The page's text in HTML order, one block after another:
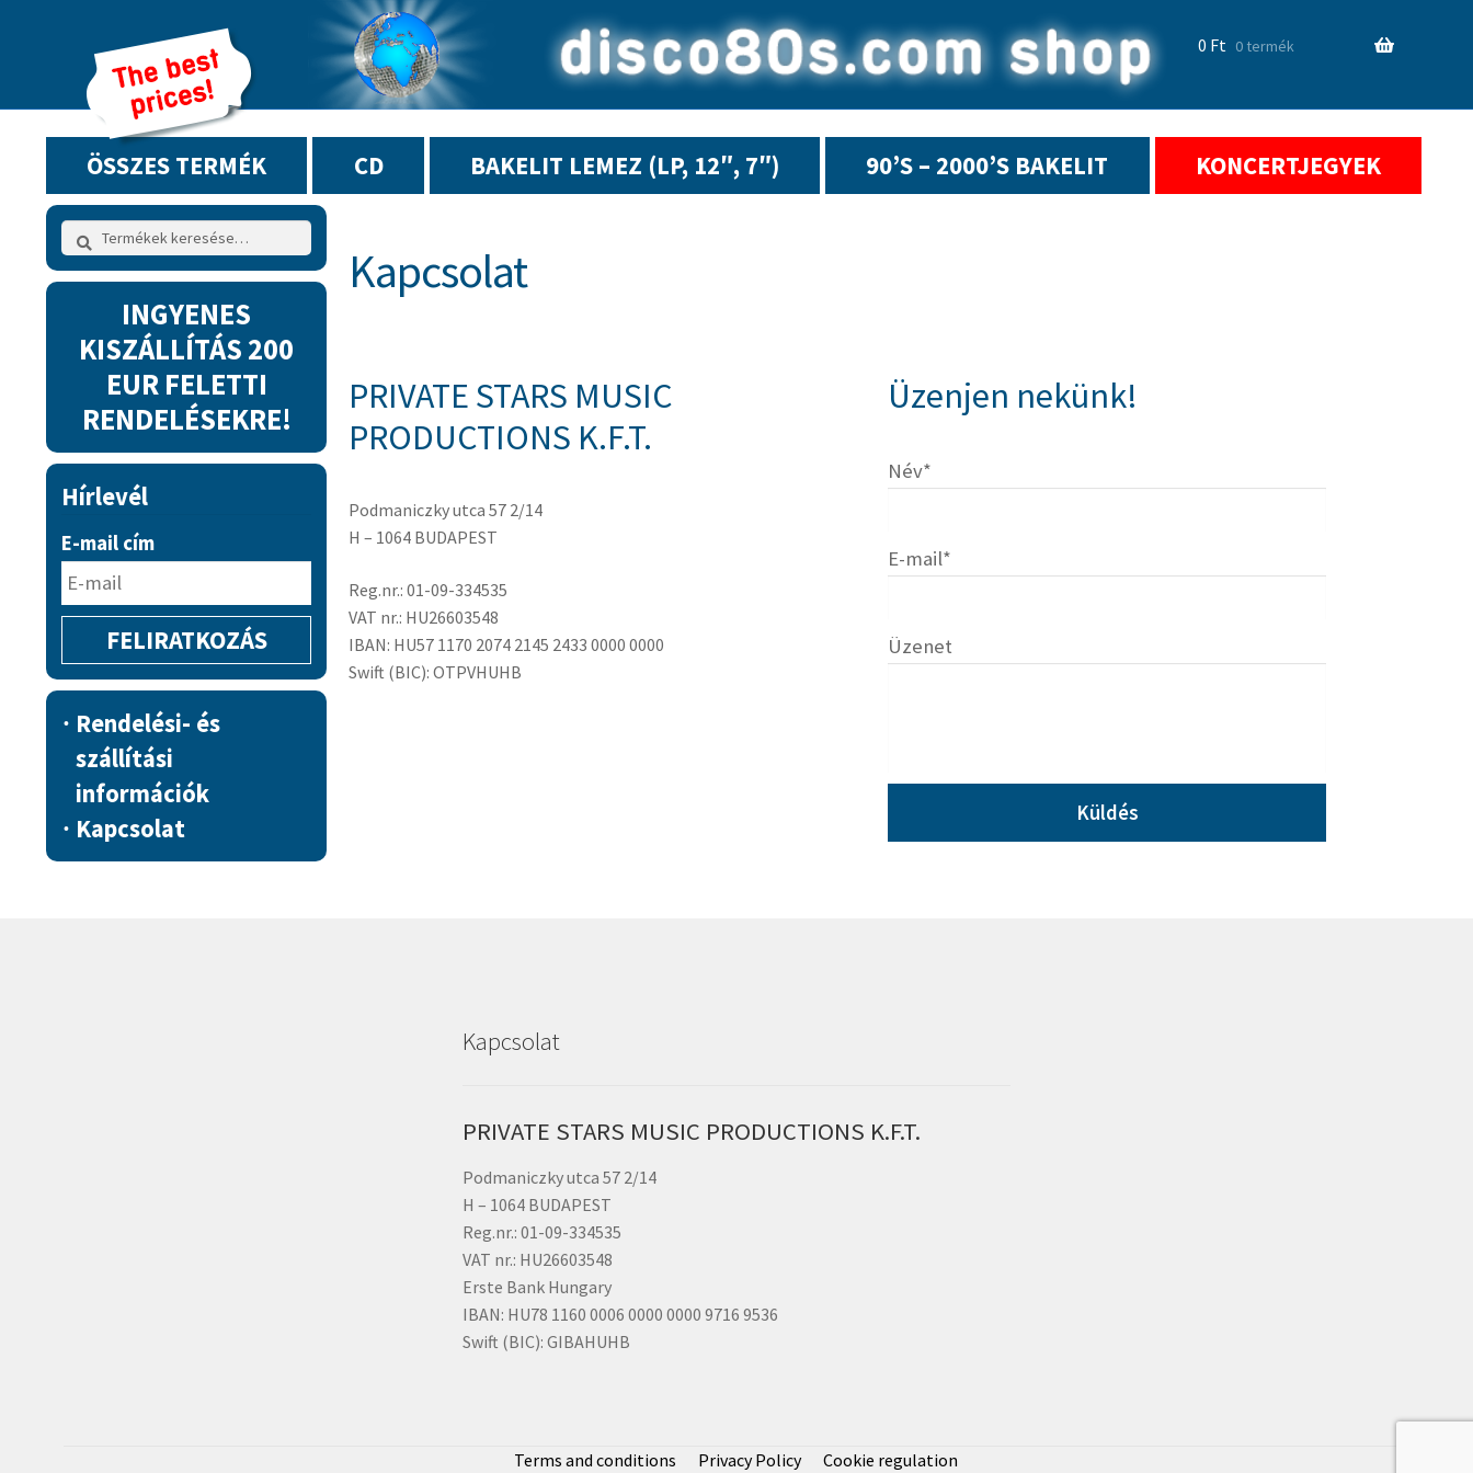
0 Ft 0 termék
ÖSSZES TERMÉK CD BAKELIT LEMEZ (LP, 12″, 7″) 90’S – 2000’S BAKELIT KONCERTJEGYEK
Kapcsolat
PRIVATE STARS MUSIC
PRODUCTIONS K.F.T.
Podmaniczky utca 57 2/14
H – 1064 BUDAPEST
Reg.nr.: 01-09-334535
VAT nr.: HU26603548
IBAN: HU57 1170 2074 2145 2433 0000 0000
Swift (BIC): OTPVHUHB
Üzenjen nekünk!
Név*
E-mail*
Üzenet
Keresés
a
következőre:
Keresés
INGYENES
KISZÁLLÍTÁS 200
EUR FELETTI
RENDELÉSEKRE!
Hírlevél
E-mail cím
Rendelési- és
szállítási
információk
Kapcsolat
Kapcsolat
PRIVATE STARS MUSIC PRODUCTIONS K.F.T.
Podmaniczky utca 57 2/14
H – 1064 BUDAPEST
Reg.nr.: 01-09-334535
VAT nr.: HU26603548
Erste Bank Hungary
IBAN: HU78 1160 0006 0000 0000 9716 9536
Swift (BIC): GIBAHUHB
Terms and conditions Privacy Policy Cookie regulation